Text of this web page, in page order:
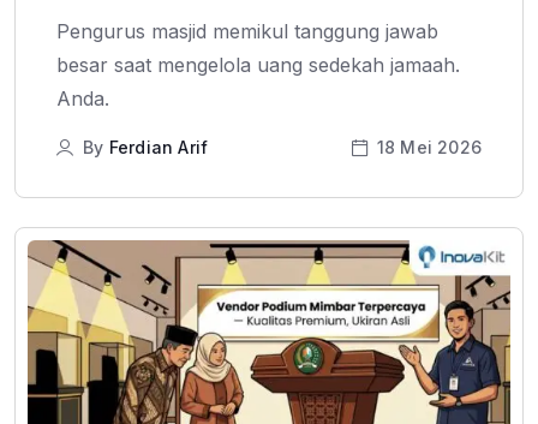
Pengurus masjid memikul tanggung jawab
besar saat mengelola uang sedekah jamaah.
Anda.
By Ferdian Arif 18 Mei 2026